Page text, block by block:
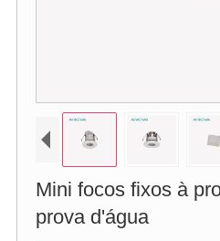
Mini focos fixos à
prova d'água